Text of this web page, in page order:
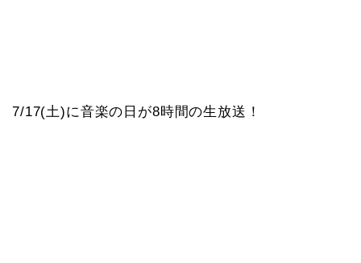
7/17(土)に音楽の日が8時間の生放送！